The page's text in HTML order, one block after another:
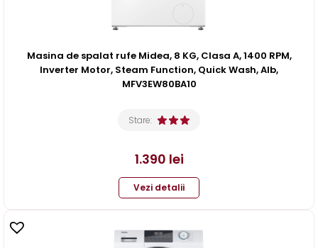
Masina de spalat rufe Midea, 8 KG, Clasa A, 1400 RPM,
Inverter Motor, Steam Function, Quick Wash, Alb,
MFV3EW80BA10
Stare:
1.390 lei
Vezi detalii